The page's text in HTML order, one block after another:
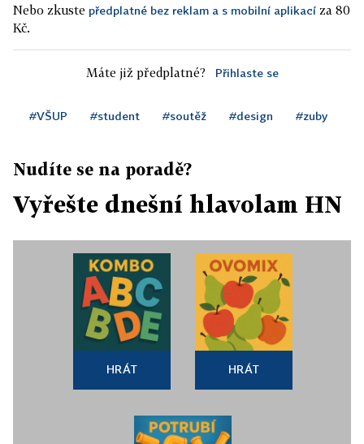
Nebo zkuste předplatné bez reklam a s mobilní aplikací za 80
Kč.
Máte již předplatné? Přihlaste se
#VŠUP #student #soutěž #design #zuby
Nudíte se na poradě?
Vyřešte dnešní hlavolam HN
HRÁT HRÁT